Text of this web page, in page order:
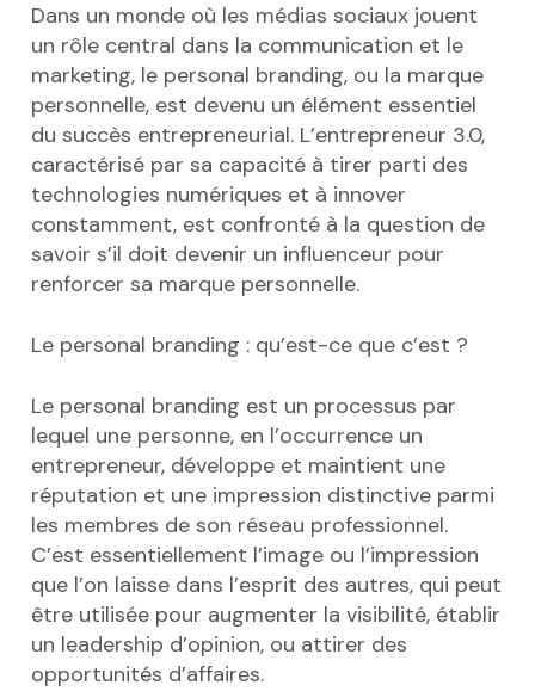
Dans un monde où les médias sociaux jouent
un rôle central dans la communication et le
marketing, le personal branding, ou la marque
personnelle, est devenu un élément essentiel
du succès entrepreneurial. L’entrepreneur 3.0,
caractérisé par sa capacité à tirer parti des
technologies numériques et à innover
constamment, est confronté à la question de
savoir s’il doit devenir un influenceur pour
renforcer sa marque personnelle.
Le personal branding : qu’est-ce que c’est ?
Le personal branding est un processus par
lequel une personne, en l’occurrence un
entrepreneur, développe et maintient une
réputation et une impression distinctive parmi
les membres de son réseau professionnel.
C’est essentiellement l’image ou l’impression
que l’on laisse dans l’esprit des autres, qui peut
être utilisée pour augmenter la visibilité, établir
un leadership d’opinion, ou attirer des
opportunités d’affaires.